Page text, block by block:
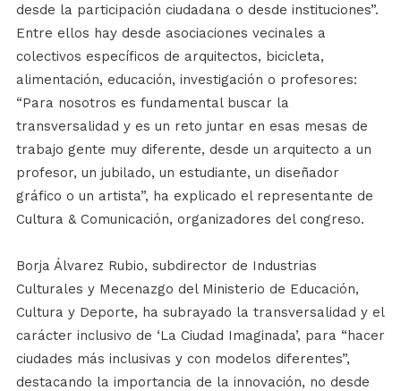
desde la participación ciudadana o desde instituciones”.
Entre ellos hay desde asociaciones vecinales a
colectivos específicos de arquitectos, bicicleta,
alimentación, educación, investigación o profesores:
“Para nosotros es fundamental buscar la
transversalidad y es un reto juntar en esas mesas de
trabajo gente muy diferente, desde un arquitecto a un
profesor, un jubilado, un estudiante, un diseñador
gráfico o un artista”, ha explicado el representante de
Cultura & Comunicación, organizadores del congreso.
Borja Álvarez Rubio, subdirector de Industrias
Culturales y Mecenazgo del Ministerio de Educación,
Cultura y Deporte, ha subrayado la transversalidad y el
carácter inclusivo de ‘La Ciudad Imaginada’, para “hacer
ciudades más inclusivas y con modelos diferentes”,
destacando la importancia de la innovación, no desde